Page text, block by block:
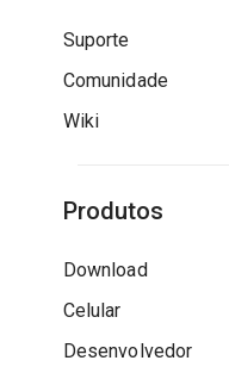
Suporte
Comunidade
Wiki
Produtos
Download
Celular
Desenvolvedor